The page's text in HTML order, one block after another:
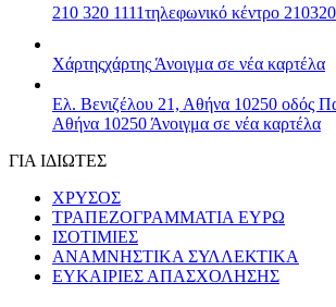
210 320 1111τηλεφωνικό κέντρο
Χάρτηςχάρτης Άνοιγμα σε νέα καρτέλα
Ελ. Βενιζέλου 21, Αθήνα 10250 οδός
Αθήνα 10250 Άνοιγμα σε νέα καρτέλα
ΓΙΑ ΙΔΙΩΤΕΣ
ΧΡΥΣΟΣ
ΤΡΑΠΕΖΟΓΡΑΜΜΑΤΙΑ ΕΥΡΩ
ΙΣΟΤΙΜΙΕΣ
ΑΝΑΜΝΗΣΤΙΚΑ ΣΥΛΛΕΚΤΙΚΑ
ΕΥΚΑΙΡΙΕΣ ΑΠΑΣΧΟΛΗΣΗΣ